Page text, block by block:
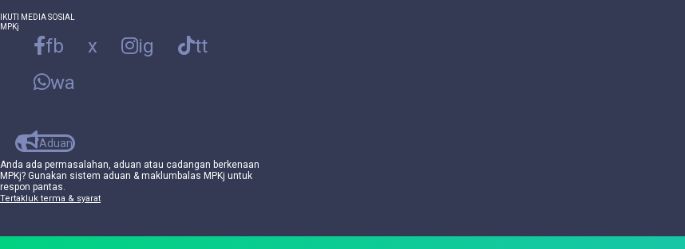
IKUTI MEDIA SOSIAL
MPKj
fb x ig
tt
wa
Aduan
Anda ada permasalahan, aduan atau cadangan berkenaan
MPKj? Gunakan sistem aduan & maklumbalas MPKj untuk
respon pantas.
Tertakluk terma & syarat